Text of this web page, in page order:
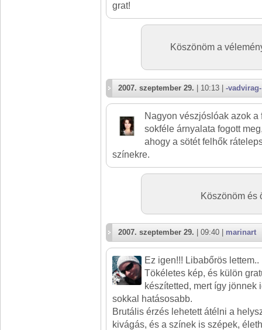
grat!
Köszönöm a
2007. szeptember 29. | 10:13 | -vadvirag-
Nagyon vészjóslóak azok a
sokféle árnyalata fogott
ahogy a sötét felhők
színekre.
Köszönöm és
2007. szeptember 29. | 09:40 | marinart
Ez igen!!! Libabőrös lettem..
Tökéletes kép, és külön
készítetted, mert így jönnek
sokkal hatásosabb.
Brutális érzés lehetett átélni a
kivágás, és a színek is szépek,